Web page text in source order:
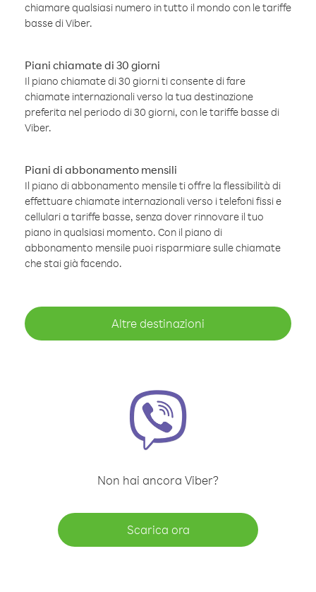
chiamare qualsiasi numero in tutto il mondo con le tariffe
basse di Viber.
Piani chiamate di 30 giorni
Il piano chiamate di 30 giorni ti consente di fare
chiamate internazionali verso la tua destinazione
preferita nel periodo di 30 giorni, con le tariffe basse di
Viber.
Piani di abbonamento mensili
Il piano di abbonamento mensile ti offre la flessibilità di
effettuare chiamate internazionali verso i telefoni fissi e
cellulari a tariffe basse, senza dover rinnovare il tuo
piano in qualsiasi momento. Con il piano di
abbonamento mensile puoi risparmiare sulle chiamate
che stai già facendo.
Altre destinazioni
Non hai ancora Viber?
Scarica ora